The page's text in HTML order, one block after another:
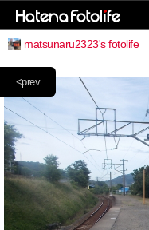
matsunaru2323's fotolife
<prev